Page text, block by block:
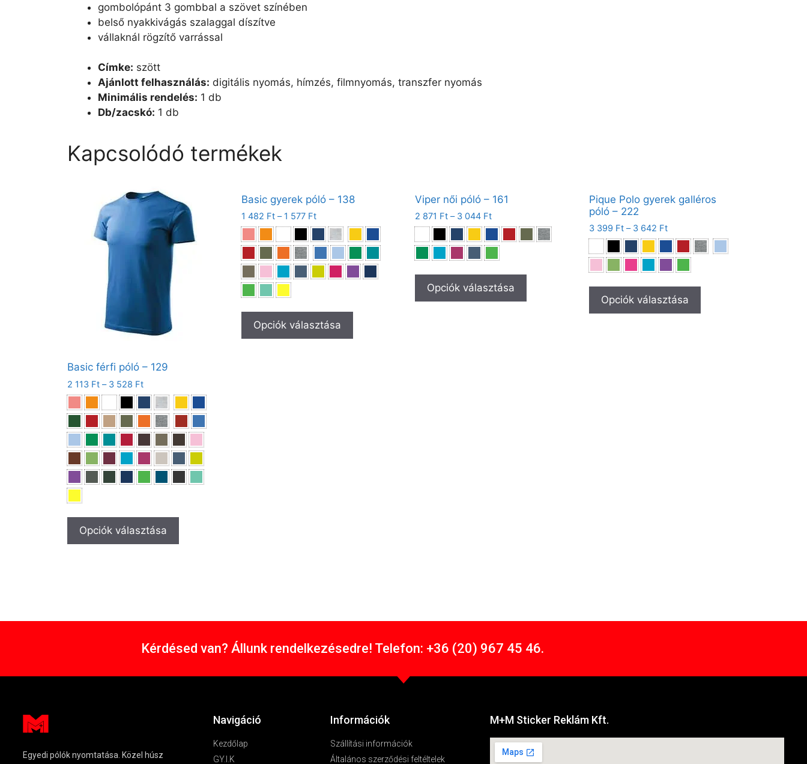
gombolópánt 3 gombbal a szövet színében
belső nyakkivágás szalaggal díszítve
vállaknál rögzítő varrással
Címke: szött
Ajánlott felhasználás: digitális nyomás, hímzés, filmnyomás, transzfer nyomás
Minimális rendelés: 1 db
Db/zacskó: 1 db
Kapcsolódó termékek
Basic férfi póló – 129
2 113 Ft – 3 528 Ft
Opciók választása
Basic gyerek póló – 138
1 482 Ft–1 577 Ft
Opciók választása
Viper női póló – 161
2 871 Ft – 3 044 Ft
Opciók választása
Pique Polo gyerek galléros
póló – 222
3 399 Ft– 3 642 Ft
Opciók választása
Kérdésed van? Állunk rendelkezésedre! Telefon: +36 (20) 967 45 46.
Egyedi pólók nyomtatása. Közel húsz
Navigáció
Kezdőlap
GY.I.K
Információk
Szállítási információk
Általános szerződési feltéltelek
M+M Sticker Reklám Kft.